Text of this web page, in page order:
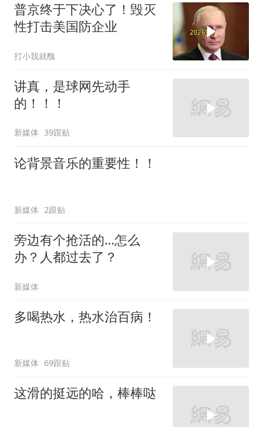
普京终于下决心了！毁灭
性打击美国防企业
打小我就醜
讲真，是球网先动手
的！！！
新媒体 39跟贴
论背景音乐的重要性！！
新媒体 2跟贴
旁边有个抢活的…怎么
办？人都过去了？
新媒体
多喝热水，热水治百病！
新媒体 69跟贴
这滑的挺远的哈，棒棒哒